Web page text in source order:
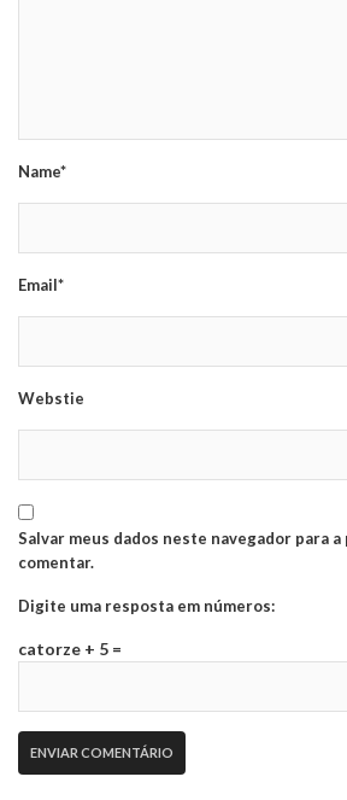
Name*
Email*
Webstie
Salvar meus dados neste navegador para
comentar.
Digite uma resposta em números:
catorze + 5 =